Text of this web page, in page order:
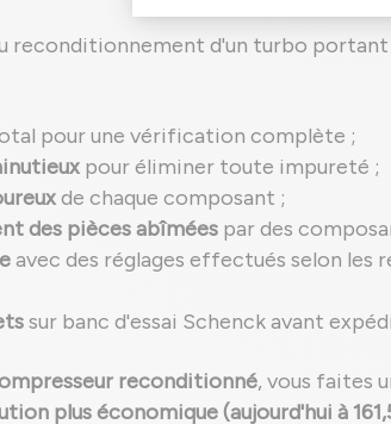
reconditionnement d'un turbo
pour une vérification complète ;
pour éliminer toute impureté ;
de chaque composant ;
des pièces abîmées par des
avec des réglages effectués selon les
sur banc d'essai Schenck avant
reconditionné, vous faites
plus économique (aujourd'hui à